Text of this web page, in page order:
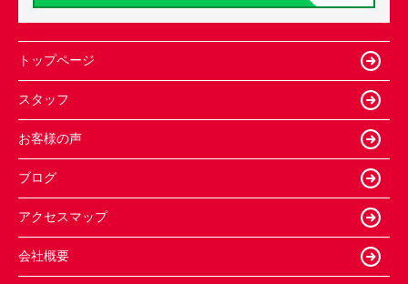
トップページ
スタッフ
お客様の声
ブログ
アクセスマップ
会社概要